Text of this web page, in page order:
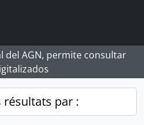
del AGN, permite consultar
par :